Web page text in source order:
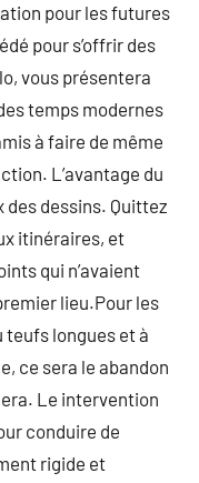
pour les futures
pour s’offrir des
vous présentera
temps modernes
à faire de même
L’avantage du
des dessins. Quittez
itinéraires, et
qui n’avaient
lieu.Pour les
longues et à
ce sera le abandon
Le intervention
conduire de
rigide et